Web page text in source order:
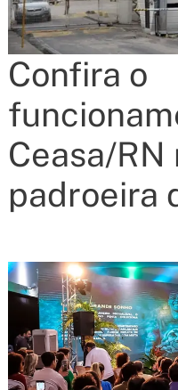
Confira o
Ceasa/
padroeira